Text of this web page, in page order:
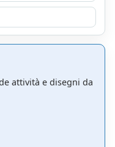
attività e disegni da